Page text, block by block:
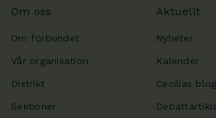
Om oss
Om förbundet
Vår organisation
Distrikt
Sektioner
Aktuellt
Nyheter
Kalender
Cecilias